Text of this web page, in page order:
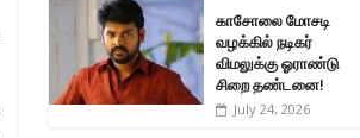
காசோலை மோசடி
வழக்கில் நடிகர்
விமலுக்கு ஓராண்டு
சிறை தண்டனை!
July 24, 2026